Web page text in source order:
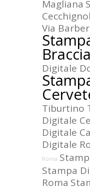
Magliana
Via
Digitale
Tiburtino
Digitale
Digitale
Digitale
Roma
Stampa
Roma